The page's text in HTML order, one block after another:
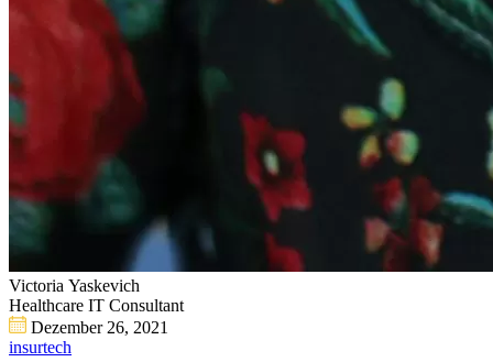
Victoria Yaskevich
Healthcare IT Consultant
Dezember 26, 2021
insurtech